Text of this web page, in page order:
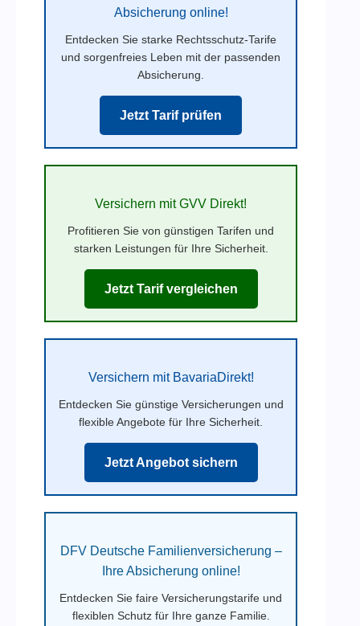
Absicherung online!
Entdecken Sie starke Rechtsschutz-Tarife
und sorgenfreies Leben mit der passenden
Absicherung.
Jetzt Tarif prüfen
Versichern mit GVV Direkt!
Profitieren Sie von günstigen Tarifen und
starken Leistungen für Ihre Sicherheit.
Jetzt Tarif vergleichen
Versichern mit BavariaDirekt!
Entdecken Sie günstige Versicherungen und
flexible Angebote für Ihre Sicherheit.
Jetzt Angebot sichern
DFV Deutsche Familienversicherung –
Ihre Absicherung online!
Entdecken Sie faire Versicherungstarife und
flexiblen Schutz für Ihre ganze Familie.